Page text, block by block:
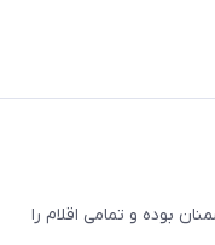
بوده و تمامی اقلام را